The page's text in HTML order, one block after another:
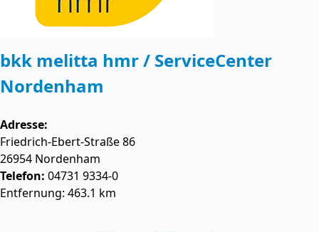
bkk melitta hmr / ServiceCenter
Nordenham
Adresse:
Friedrich-Ebert-Straße 86
26954 Nordenham
Telefon: 04731 9334-0
Entfernung: 463.1 km